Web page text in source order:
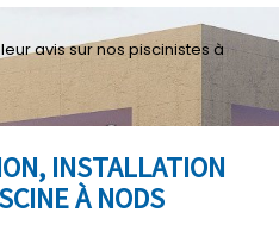
INSTALLATION
À NODS
leuravis sur nos piscinistes à